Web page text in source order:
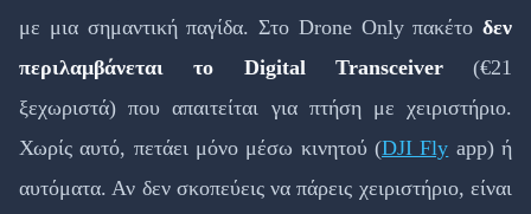
με μια σημαντική παγίδα. Στο Drone Only πακέτο δεν
περιλαμβάνεται το Digital Transceiver(€21
ξεχωριστά) που απαιτείται για πτήση με χειριστήριο.
Χωρίς αυτό, πετάει μόνο μέσω κινητού (DJI Fly app) ή
αυτόματα. Αν δεν σκοπεύεις να πάρεις χειριστήριο, είναι